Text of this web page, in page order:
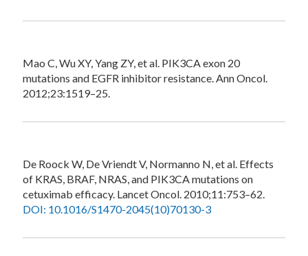
Mao C, Wu XY, Yang ZY, et al. PIK3CA exon 20
mutations and EGFR inhibitor resistance. Ann Oncol.
2012;23:1519–25.
De Roock W, De Vriendt V, Normanno N, et al. Effects
of KRAS, BRAF, NRAS, and PIK3CA mutations on
cetuximab efficacy. Lancet Oncol. 2010;11:753–62.
DOI: 10.1016/S1470-2045(10)70130-3